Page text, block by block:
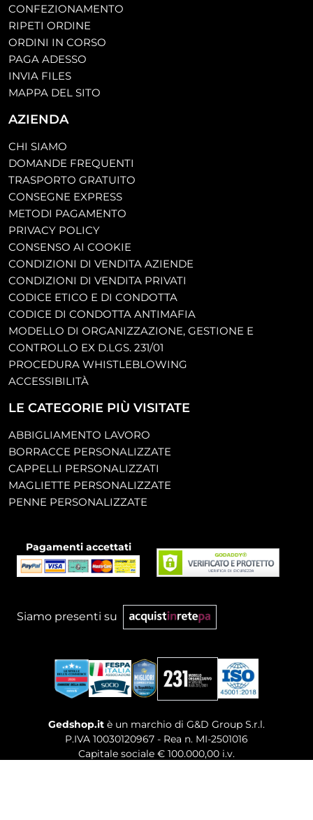
CONFEZIONAMENTO
RIPETI ORDINE
ORDINI IN CORSO
PAGA ADESSO
INVIA FILES
MAPPA DEL SITO
AZIENDA
CHI SIAMO
DOMANDE FREQUENTI
TRASPORTO GRATUITO
CONSEGNE EXPRESS
METODI PAGAMENTO
PRIVACY POLICY
CONSENSO AI COOKIE
CONDIZIONI DI VENDITA AZIENDE
CONDIZIONI DI VENDITA PRIVATI
CODICE ETICO E DI CONDOTTA
CODICE DI CONDOTTA ANTIMAFIA
MODELLO DI ORGANIZZAZIONE, GESTIONE E
CONTROLLO EX D.LGS. 231/01
PROCEDURA WHISTLEBLOWING
ACCESSIBILITÀ
LE CATEGORIE PIÙ VISITATE
ABBIGLIAMENTO LAVORO
BORRACCE PERSONALIZZATE
CAPPELLI PERSONALIZZATI
MAGLIETTE PERSONALIZZATE
PENNE PERSONALIZZATE
Pagamenti accettati
Siamo presenti su
Gedshop.it è un marchio di G&D Group S.r.l.
P.IVA 10030120967 - Rea n. MI-2501016
Capitale sociale € 100.000,00 i.v.